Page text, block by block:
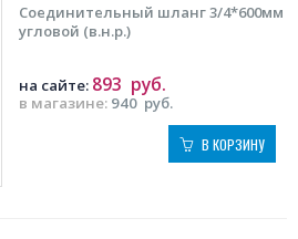
Соединительный шланг 3/4*600мм
угловой (в.н.р.)
в магазине: 940 руб.
на сайте: 893 руб.
В КОРЗИНУ